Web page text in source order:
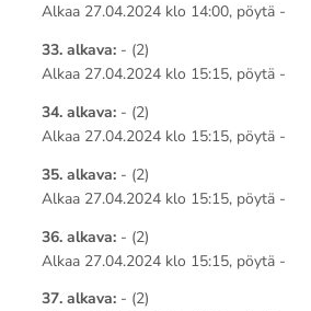
Alkaa 27.04.2024 klo 14:00, pöytä -
33. alkava:- (2)
Alkaa 27.04.2024 klo 15:15, pöytä -
34. alkava:- (2)
Alkaa 27.04.2024 klo 15:15, pöytä -
35. alkava:- (2)
Alkaa 27.04.2024 klo 15:15, pöytä -
36. alkava:- (2)
Alkaa 27.04.2024 klo 15:15, pöytä -
37. alkava:- (2)